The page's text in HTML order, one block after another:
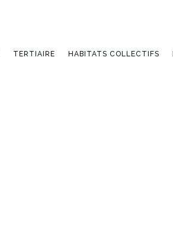
TERTIAIRE HABITATS COLLECTIFS